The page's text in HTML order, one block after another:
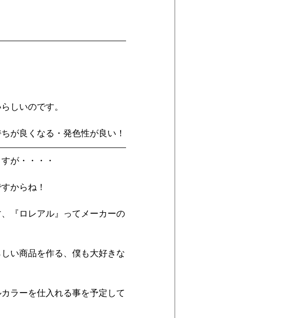
しいのです。
が良くなる・発色性が良い！
が・・・・
からね！
『ロレアル』ってメーカーの
い商品を作る、僕も大好きな
ラーを仕入れる事を予定して